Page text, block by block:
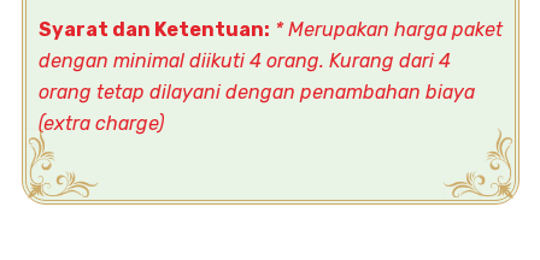
Syarat dan Ketentuan: * Merupakan harga paket
dengan minimal diikuti 4 orang. Kurang dari 4
orang tetap dilayani dengan penambahan biaya
(extra charge)